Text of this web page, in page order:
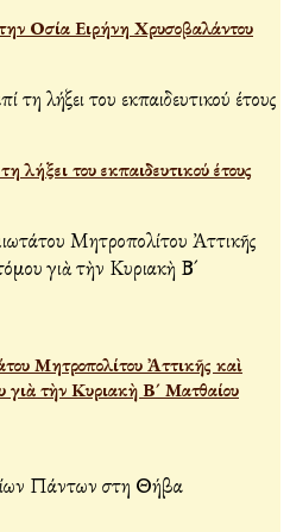
Οσία Ειρήνη Χρυσοβαλάντου
του εκπαιδευτικού έτους
Μητροπολίτου Ἀττικῆς καὶ
γιὰ τὴν Κυριακὴ Β´ Ματθαίου